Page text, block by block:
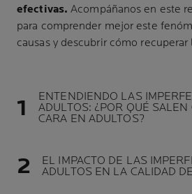
efectivas. Acompáñanos en este
para comprender mejor este
causas y descubrir cómo
ENTENDIENDO LAS
ADULTOS: ¿POR QUÉ
CARA EN ADULTOS?
EL IMPACTO DE LAS
ADULTOS EN LA CALIDAD